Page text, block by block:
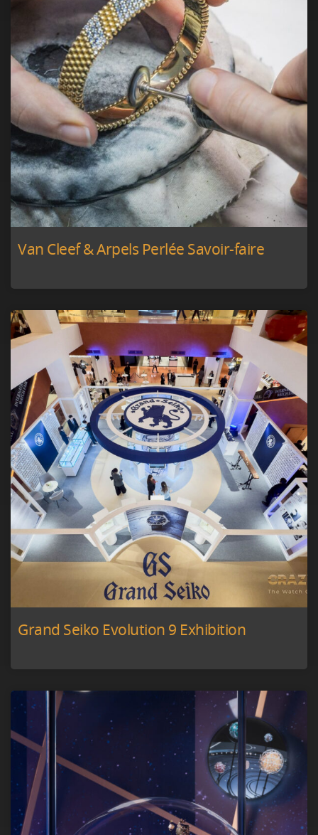
Van Cleef & Arpels Perlée Savoir-faire
Grand Seiko Evolution 9 Exhibition